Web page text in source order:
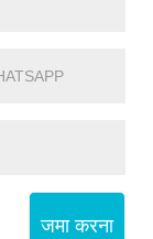
जमा करना